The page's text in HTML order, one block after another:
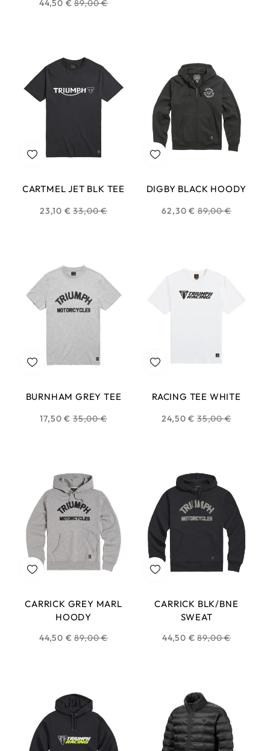
44,50 € Prix
89,00 €
CARTMEL JET BLK TEE
23,10 € Prix
33,00 €
DIGBY BLACK HOODY
62,30 € Prix
89,00 €
BURNHAM GREY TEE
17,50 € Prix
35,00 €
RACING TEE WHITE
24,50 € Prix
35,00 €
CARRICK GREY MARL
HOODY
44,50 € Prix
89,00 €
CARRICK BLK/BNE
SWEAT
44,50 € Prix
89,00 €